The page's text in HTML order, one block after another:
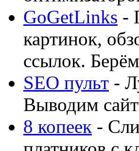
GoGetLinks -
картинок,
ссылок.
SEO пульт -
Выводим
8 копеек -